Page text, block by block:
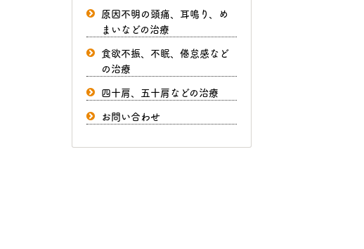
原因不明の頭痛、耳鳴り、め
まいなどの治療
食欲不振、不眠、倦怠感など
の治療
四十肩、五十肩などの治療
お問い合わせ